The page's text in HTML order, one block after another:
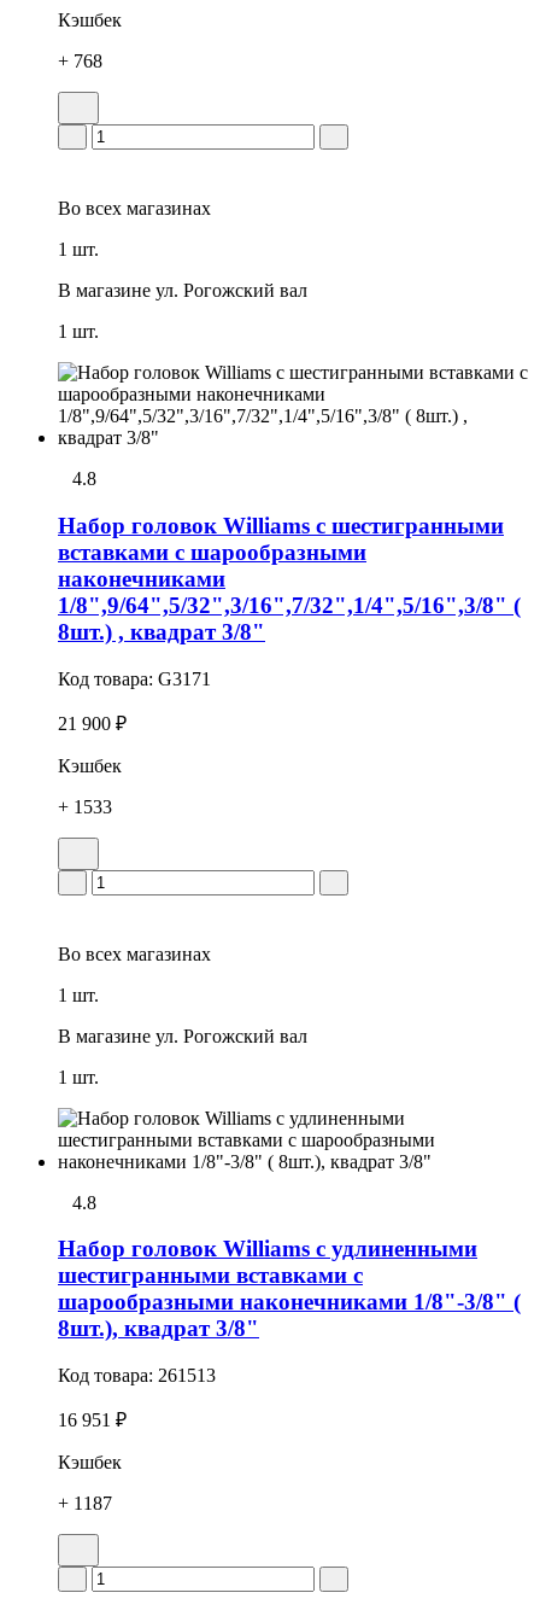
Кэшбек
+ 768
Во всех магазинах
1 шт.
В магазине ул. Рогожский вал
1 шт.
4.8
Набор головок Williams с шестигранными
вставками с шарообразными
наконечниками
1/8",9/64",5/32",3/16",7/32",1/4",5/16",3/8" (
8шт.) , квадрат 3/8"
Код товара: G3171
21 900 ₽
Кэшбек
+ 1533
Во всех магазинах
1 шт.
В магазине ул. Рогожский вал
1 шт.
4.8
Набор головок Williams с удлиненными
шестигранными вставками с
шарообразными наконечниками 1/8"-3/8" (
8шт.), квадрат 3/8"
Код товара: 261513
16 951 ₽
Кэшбек
+ 1187